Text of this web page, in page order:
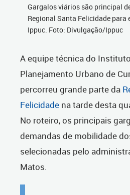
Gargalos viários são principal
Regional Santa Felicidade para
Ippuc. Foto: Divulgação/Ippuc
A equipe técnica do
Planejamento Urbano de
percorreu grande parte da
Felicidade na tarde desta
No roteiro, os principais
demandas de mobilidade
selecionadas pelo
Matos.